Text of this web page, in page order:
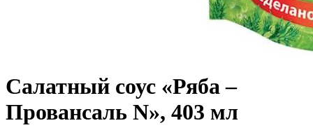
Салатный соус «Ряба –
Провансаль N», 403 мл